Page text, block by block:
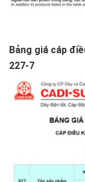
Bảng giá cáp
227-7